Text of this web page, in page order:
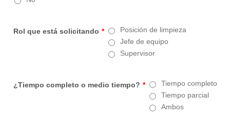
Rol que está solicitando *
Posición de limpieza
Jefe de equipo
Supervisor
¿Tiempo completo o medio tiempo? *
Tiempo completo
Tiempo parcial
Ambos